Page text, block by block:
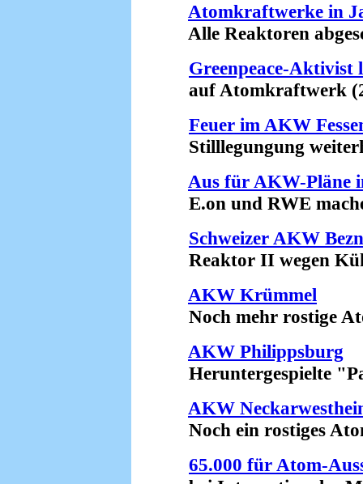
Atomkraftwerke in
Alle Reaktoren
Greenpeace-Aktivist
auf Atomkraftwerk
Feuer im AKW
Stilllegungung
Aus für AKW-Pläne
E.on und RWE
Schweizer AKW
Reaktor II wegen
AKW Krümmel
Noch mehr rostige
AKW Philippsburg
Heruntergespielte
AKW
Noch ein rostiges
65.000 für Atom-